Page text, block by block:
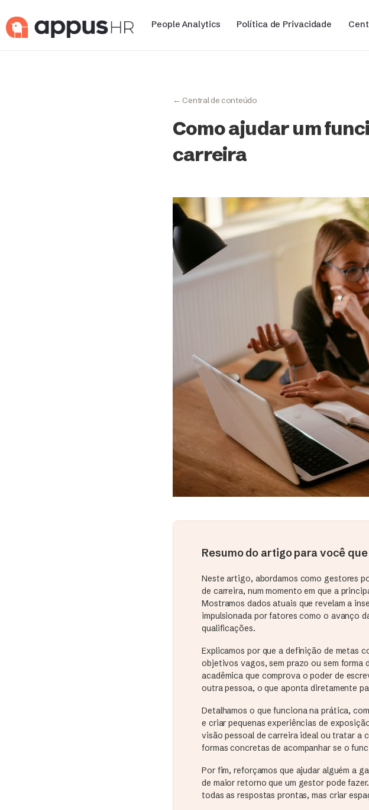
People Analytics Política de Privacidade
← Central de conteúdo
Como ajudar um
carreira
Resumo do artigo para você
Neste artigo, abordamos como gestores
de carreira, num momento em que a
Mostramos dados atuais que revelam a
impulsionada por fatores como o avanço
qualificações.
Explicamos por que a definição de metas
objetivos vagos, sem prazo ou sem forma
acadêmica que comprova o poder de
outra pessoa, o que aponta diretamente
Detalhamos o que funciona na prática,
e criar pequenas experiências de
visão pessoal de carreira ideal ou tratar a
formas concretas de acompanhar se o
Por fim, reforçamos que ajudar alguém a
de maior retorno que um gestor pode
todas as respostas prontas, mas criar